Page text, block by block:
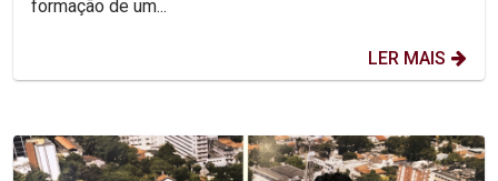
formação de um...
LER MAIS